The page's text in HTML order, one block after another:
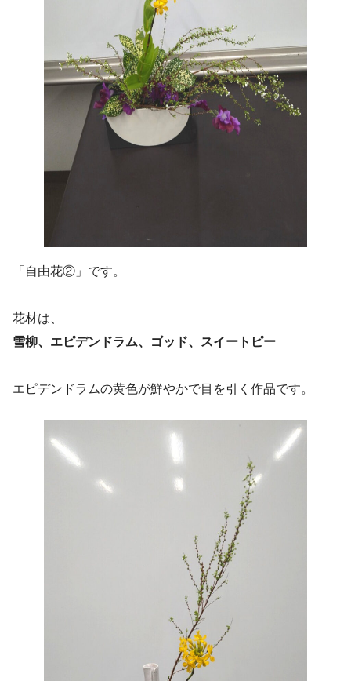
「自由花②」です。
花材は、
雪柳、エピデンドラム、ゴッド、スイートピー
エピデンドラムの黄色が鮮やかで目を引く作品です。